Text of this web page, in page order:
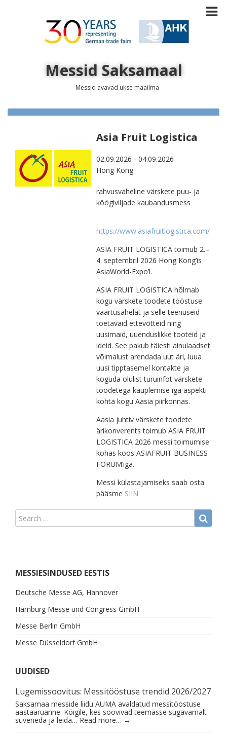
Messid Saksamaal
Messid avavad ukse maailma
Asia Fruit Logistica
02.09.2026 - 04.09.2026
Hong Kong
rahvusvaheline värskete puu- ja
köögiviljade kaubandusmess
https://www.asiafruitlogistica.com/
ASIA FRUIT LOGISTICA toimub 2.–
4. septembril 2026 Hong Kong’is
AsiaWorld-Expo’l.
ASIA FRUIT LOGISTICA hõlmab
kogu värskete toodete tööstuse
väärtusahelat ja selle teenuseid
toetavaid ettevõtteid ning
uusimaid, uuenduslikke tooteid ja
ideid. See pakub täiesti ainulaadset
võimalust arendada uut äri, luua
uusi tipptasemel kontakte ja
koguda olulist turuinfot värskete
toodetega kauplemise iga aspekti
kohta kogu Aasia piirkonnas.
Aasia juhtiv värskete toodete
ärikonverents toimub ASIA FRUIT
LOGISTICA 2026 messi toimumise
kohas koos ASIAFRUIT BUSINESS
FORUM’iga.
Messi külastajamiseks saab osta
pääsme SIIN
MESSIESINDUSED EESTIS
Deutsche Messe AG, Hannover
Hamburg Messe und Congress GmbH
Messe Berlin GmbH
Messe Düsseldorf GmbH
UUDISED
Lugemissoovitus: Messitööstuse trendid 2026/2027
Saksamaa messide liidu AUMA avaldatud messitööstuse
aastaaruanne: Kõigile, kes soovivad teemasse sügavamalt
süveneda ja leida… Read more… →